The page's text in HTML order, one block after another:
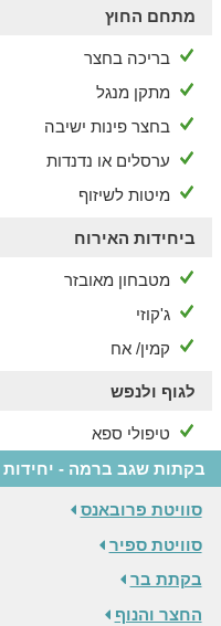
מתחם החוץ
בריכה בחצר
מתקן מנגל
בחצר פינות ישיבה
ערסלים או נדנדות
מיטות לשיזוף
ביחידות האירוח
מטבחון מאובזר
ג'קוזי
קמין/ אח
לגוף ולנפש
טיפולי ספא
בקתות שגב ברמה - יחידות
סוויטת פרובאנס
סוויטת ספיר
בקתת בר
החצר והנוף